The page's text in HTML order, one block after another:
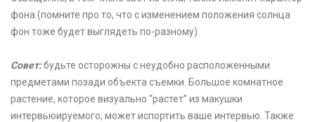
фона (помните про то, что с изменением положения солнца
фон тоже будет выглядеть по-разному).
Совет:будьте осторожны с неудобно расположенными
предметами позади объекта съемки. Большое комнатное
растение, которое визуально “растет” из макушки
интервьюируемого, может испортить ваше интервью. Также